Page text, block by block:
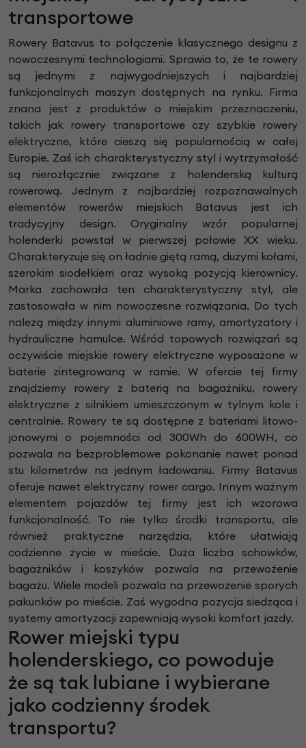
transportowe
Rowery Batavus to połączenie klasycznego designu z
nowoczesnymi technologiami. Sprawia to, że te rowery
są jednymi z najwygodniejszych i najbardziej
funkcjonalnych maszyn dostępnych na rynku. Firma
znana jest z produktów o miejskim przeznaczeniu,
takich jak rowery transportowe czy szybkie rowery
elektryczne, które cieszą się popularnością w całej
Europie. Zaś ich charakterystyczny styl i wytrzymałość
są nierozłącznie związane z holenderską kulturą
rowerową. Jednym z najbardziej rozpoznawalnych
elementów rowerów miejskich Batavus jest ich
tradycyjny design. Oryginalny wzór popularnej
holenderki powstał w pierwszej połowie XX wieku.
Charakteryzuje się on ładnie giętą ramą, dużymi kołami,
szerokim siodełkiem oraz wysoką pozycją kierownicy.
Marka zachowała ten charakterystyczny styl, ale
zastosowała w nim nowoczesne rozwiązania. Do tych
należą między innymi aluminiowe ramy, amortyzatory i
hydrauliczne hamulce. Wśród topowych rozwiązań są
oczywiście miejskie rowery elektryczne wyposażone w
baterie zintegrowaną w ramie. W ofercie tej firmy
znajdziemy rowery z baterią na bagażniku, rowery
elektryczne z silnikiem umieszczonym w tylnym kole i
centralnie. Rowery te są dostępne z bateriami litowo-
jonowymi o pojemności od 300Wh do 600WH, co
pozwala na bezproblemowe pokonanie nawet ponad
stu kilometrów na jednym ładowaniu. Firmy Batavus
oferuje nawet elektryczny rower cargo. Innym ważnym
elementem pojazdów tej firmy jest ich wzorowa
funkcjonalność. To nie tylko środki transportu, ale
również praktyczne narzędzia, które ułatwiają
codzienne życie w mieście. Duża liczba schowków,
bagażników i koszyków pozwala na przewożenie
bagażu. Wiele modeli pozwala na przewożenie sporych
pakunków po mieście. Zaś wygodna pozycja siedząca i
systemy amortyzacji zapewniają wysoki komfort jazdy.
Rower miejski typu
holenderskiego, co powoduje
że są tak lubiane i wybierane
jako codzienny środek
transportu?